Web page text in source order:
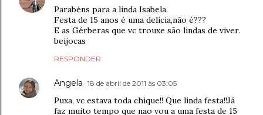
Parabéns para a linda Isabela.
Festa de 15 anos é uma delícia,não é???
E as Gérberas que vc trouxe são lindas de viver.
beijocas
RESPONDER
Angela 18 de abril de 2011 às 03:05
Puxa, vc estava toda chique!! Que linda festa!!Já
faz muito tempo que nao vou a uma festa de 15